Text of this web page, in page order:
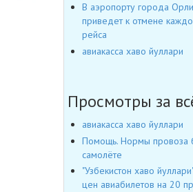
В аэропорту города Орли
приведет к отмене
рейса
авиакасса хаво йуллари
Просмотры за
авиакасса хаво йуллари
Помощь. Нормы провоза
самолёте
"Узбекистон хаво
цен авиабилетов на 20